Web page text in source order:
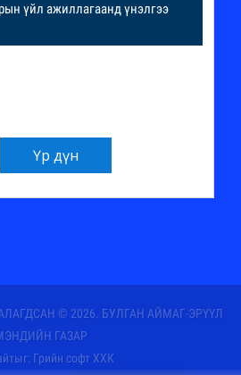
үйл ажиллагаанд үнэлгээ
© 2026. БУЛГАН АЙМАГ-ЭРҮҮЛ
ГАЗАР
ыг: Грийн софт ХХК